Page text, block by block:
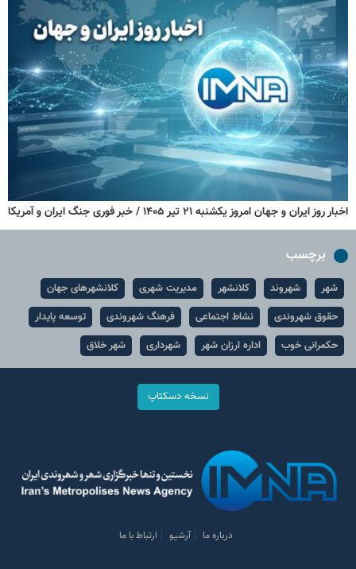
اخبار روز ایران و جهان امروز یکشنبه ۲۱ تیر ۱۴۰۵ / خبر فوری جنگ ایران و آمریکا
برچسب
شهر شهروند کلانشهر مدیریت شهری
کلانشهرهای جهان
حقوق شهروندی
نشاط اجتماعی فرهنگ شهروندی
توسعه پایدار
حکمرانی خوب
اداره ارزان شهر شهرداری شهر خلاق
نسخه دسکتاپ
درباره ما آرشیو ارتباط با ما